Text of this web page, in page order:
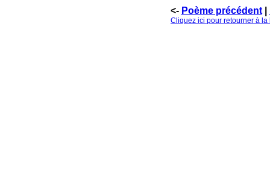
<- Poème précédent|
Cliquez ici pour retourner à